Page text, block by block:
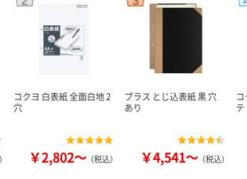
コクヨ 白表紙 全面白地 2
穴
￥2,802～ （税込）
プラス とじ込表紙 黒 穴
あり
￥4,541～ （税込）
テ